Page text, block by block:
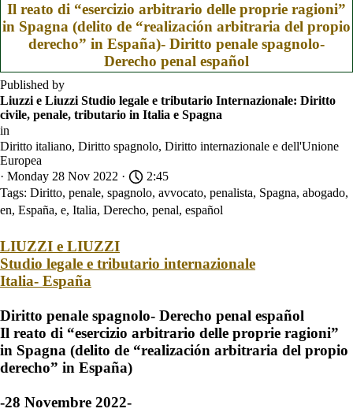
Il reato di “esercizio arbitrario delle proprie ragioni”
in Spagna (delito de “realización arbitraria del propio
derecho” in España)- Diritto penale spagnolo-
Derecho penal español
Published by
Liuzzi e Liuzzi Studio legale e tributario Internazionale: Diritto
civile, penale, tributario in Italia e Spagna
in
Diritto italiano, Diritto spagnolo, Diritto internazionale e dell'Unione
Europea
· Monday 28 Nov 2022 ·
2:45
Tags: Diritto, penale, spagnolo, avvocato, penalista, Spagna, abogado,
en, España, e, Italia, Derecho, penal, español
LIUZZI e LIUZZI
Studio legale e tributario internazionale
Italia- España
Diritto penale spagnolo- Derecho penal español
Il reato di “esercizio arbitrario delle proprie ragioni”
in Spagna (delito de “realización arbitraria del propio
derecho” in España)
-28 Novembre 2022-